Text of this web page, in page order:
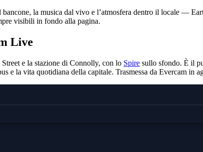
la musica dal vivo e l’atmosfera dentro il locale —
visibili in fondo alla pagina.
Live
e la stazione di Connolly, con lo Spire sullo sfondo. È il
e la vita quotidiana della capitale. Trasmessa da Evercam in